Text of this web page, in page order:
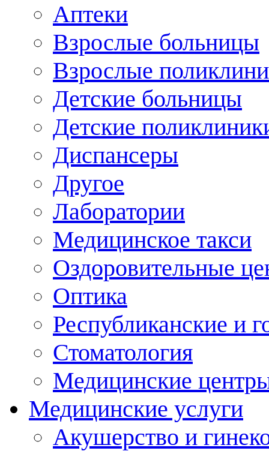
Аптеки
Взрослые больницы
Взрослые
Детские больницы
Детские
Диспансеры
Другое
Лаборатории
Медицинское такси
Оздоровительные
Оптика
Республиканские и
Стоматология
Медицинские
Медицинские услуги
Акушерство и